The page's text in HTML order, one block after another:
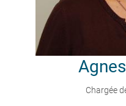
Agnes
Chargée